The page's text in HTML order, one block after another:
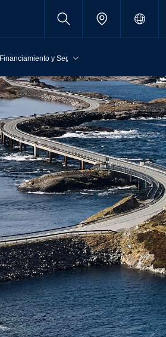
Financiamiento y Seguros